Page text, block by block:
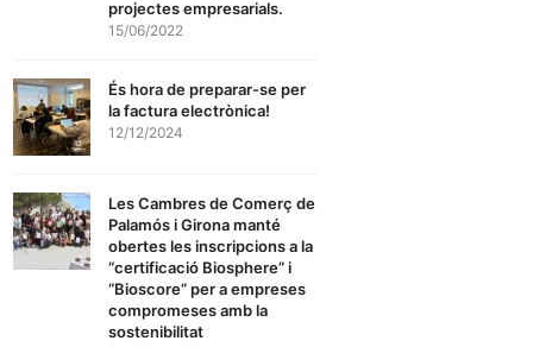
projectes empresarials.
15/06/2022
És hora de preparar-se per
la factura electrònica!
12/12/2024
Les Cambres de Comerç de
Palamós i Girona manté
obertes les inscripcions a la
“certificació Biosphere” i
“Bioscore” per a empreses
compromeses amb la
sostenibilitat